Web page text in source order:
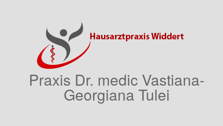
Praxis Dr. medic Vastiana-
Georgiana Tulei